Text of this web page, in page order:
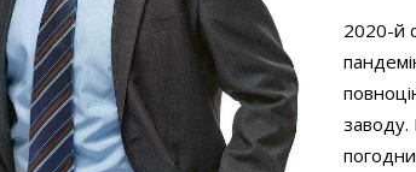
2020-й
заводу.